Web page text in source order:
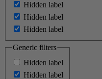
Hidden label
Hidden label
Hidden label
Generic filters
Hidden label
Hidden label